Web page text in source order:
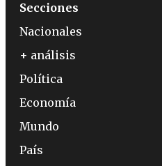
Secciones
Nacionales
+ análisis
Política
Economía
Mundo
País